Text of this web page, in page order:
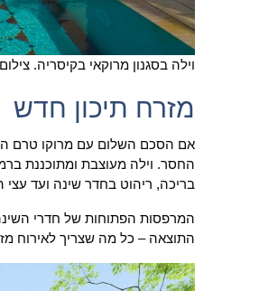
וילה בסגנון מרוקאי בקיסריה.
מזרח תיכון חדש
אם הסכם השלום עם מרוקו טרם
החסר. וילה מעוצבת ומתוכננת
בריכה, ריהוט בחדר שינה ועד עצי
המרפסות הפתוחות של חדרי
התוצאה – כל מה שצריך לאירוח